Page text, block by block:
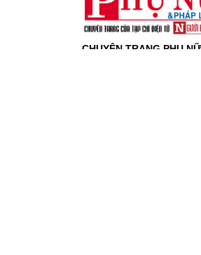
CHUYÊN TRANG PHỤ